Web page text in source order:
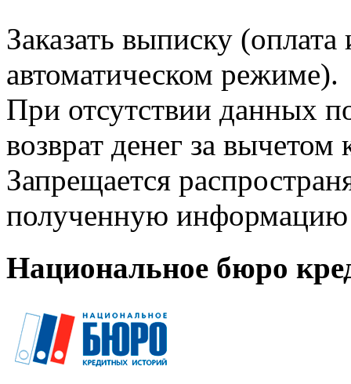
Заказать выписку
автоматическом режиме).
При отсутствии данных
возврат денег за
Запрещается
полученную информацию
Национальное бюро